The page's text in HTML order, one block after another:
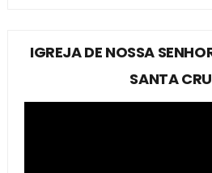
IGREJA DE NOSSA
SANTA